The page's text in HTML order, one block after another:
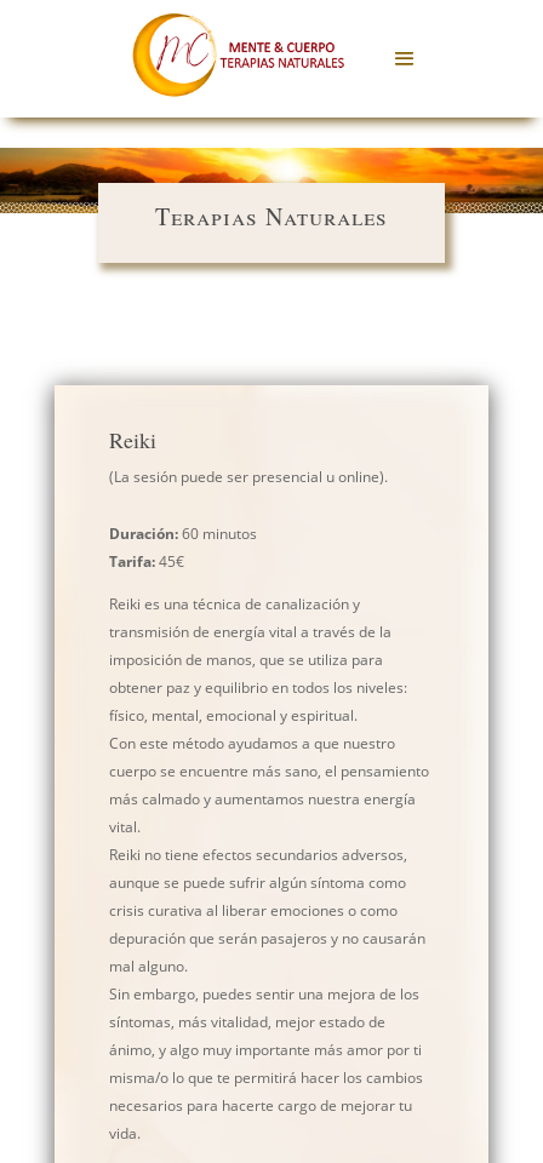
Terapias Naturales
Reiki
(La sesión puede ser presencial u online).
Duración:60 minutos
Tarifa:45€
Reiki es una técnica de canalización y
transmisión de energía vital a través de la
imposición de manos, que se utiliza para
obtener paz y equilibrio en todos los niveles:
físico, mental, emocional y espiritual.
Con este método ayudamos a que nuestro
cuerpo se encuentre más sano, el pensamiento
más calmado y aumentamos nuestra energía
vital.
Reiki no tiene efectos secundarios adversos,
aunque se puede sufrir algún síntoma como
crisis curativa al liberar emociones o como
depuración que serán pasajeros y no causarán
mal alguno.
Sin embargo, puedes sentir una mejora de los
síntomas, más vitalidad, mejor estado de
ánimo, y algo muy importante más amor por ti
misma/o lo que te permitirá hacer los cambios
necesarios para hacerte cargo de mejorar tu
vida.